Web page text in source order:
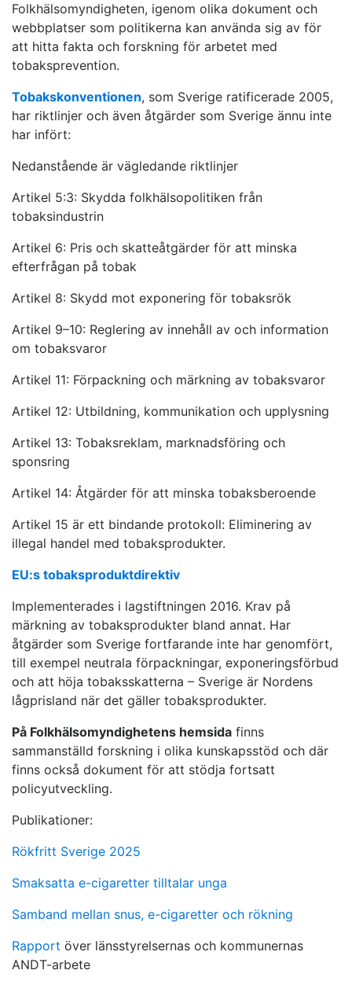
Folkhälsomyndigheten, igenom olika dokument och
webbplatser som politikerna kan använda sig av för
att hitta fakta och forskning för arbetet med
tobaksprevention.
Tobakskonventionen, som Sverige ratificerade 2005,
har riktlinjer och även åtgärder som Sverige ännu inte
har infört:
Nedanstående är vägledande riktlinjer
Artikel 5:3: Skydda folkhälsopolitiken från
tobaksindustrin
Artikel 6: Pris och skatteåtgärder för att minska
efterfrågan på tobak
Artikel 8: Skydd mot exponering för tobaksrök
Artikel 9–10: Reglering av innehåll av och information
om tobaksvaror
Artikel 11: Förpackning och märkning av tobaksvaror
Artikel 12: Utbildning, kommunikation och upplysning
Artikel 13: Tobaksreklam, marknadsföring och
sponsring
Artikel 14: Åtgärder för att minska tobaksberoende
Artikel 15 är ett bindande protokoll: Eliminering av
illegal handel med tobaksprodukter.
EU:s tobaksproduktdirektiv
Implementerades i lagstiftningen 2016. Krav på
märkning av tobaksprodukter bland annat. Har
åtgärder som Sverige fortfarande inte har genomfört,
till exempel neutrala förpackningar, exponeringsförbud
och att höja tobaksskatterna – Sverige är Nordens
lågprisland när det gäller tobaksprodukter.
På Folkhälsomyndighetens hemsida finns
sammanställd forskning i olika kunskapsstöd och där
finns också dokument för att stödja fortsatt
policyutveckling.
Publikationer:
Rökfritt Sverige 2025
Smaksatta e-cigaretter tilltalar unga
Samband mellan snus, e-cigaretter och rökning
Rapport över länsstyrelsernas och kommunernas
ANDT-arbete